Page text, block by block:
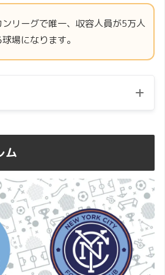
ンリーグで唯一、収容人員が5万人
場になります。
ム